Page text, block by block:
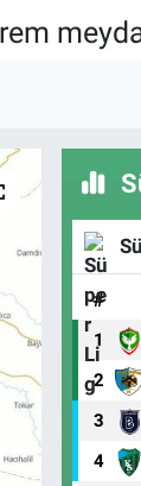
#
1
2
3
4